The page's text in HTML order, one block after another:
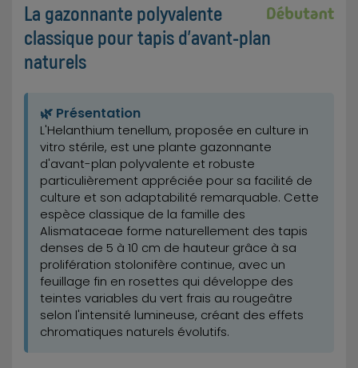
La gazonnante polyvalente
classique pour tapis d'avant-plan
naturels
🌿 Présentation
L'Helanthium tenellum, proposée en culture in
vitro stérile, est une plante gazonnante
d'avant-plan polyvalente et robuste
particulièrement appréciée pour sa facilité de
culture et son adaptabilité remarquable. Cette
espèce classique de la famille des
Alismataceae forme naturellement des tapis
denses de 5 à 10 cm de hauteur grâce à sa
prolifération stolonifère continue, avec un
feuillage fin en rosettes qui développe des
teintes variables du vert frais au rougeâtre
selon l'intensité lumineuse, créant des effets
chromatiques naturels évolutifs.